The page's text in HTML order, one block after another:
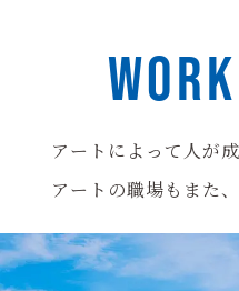
アートによって人が
アートの職場もまた